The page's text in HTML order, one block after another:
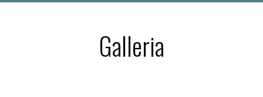
Galleria